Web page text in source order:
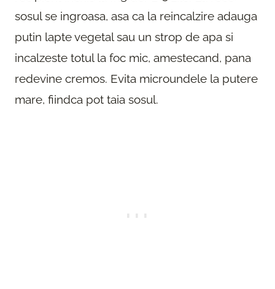
sosul se ingroasa, asa ca la reincalzire adauga
putin lapte vegetal sau un strop de apa si
incalzeste totul la foc mic, amestecand, pana
redevine cremos. Evita microundele la putere
mare, fiindca pot taia sosul.